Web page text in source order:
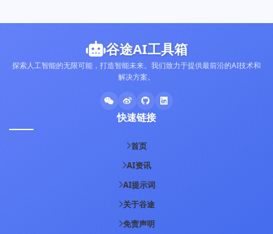
谷途AI工具箱
探索人工智能的无限可能，打造智能未来。我们致力于提供最前沿的AI技术和
解决方案。
快速链接
首页
AI资讯
AI提示词
关于谷途
免责声明